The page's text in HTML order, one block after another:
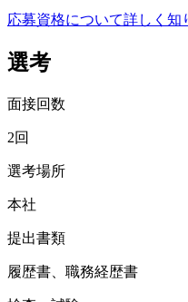
応募資格について詳しく知
選考
面接回数
2回
選考場所
本社
提出書類
履歴書、職務経歴書